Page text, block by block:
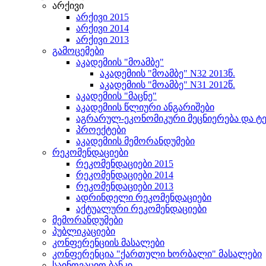
არქივი
არქივი 2015
არქივი 2014
არქივი 2013
გამოცემები
აკადემიის "მოამბე"
აკადემიის "მოამბე" N32 2013წ.
აკადემიის "მოამბე" N31 2012წ.
აკადემიის "მაცნე"
აკადემიის წლიური ანგარიშები
აგრარულ-ეკონომიკური მეცნიერება და
პროექტები
აკადემიის მემორანდუმები
რეკომენდაციები
რეკომენდაციები 2015
რეკომენდაციები 2014
რეკომენდაციები 2013
ადრინდელი რეკომენდაციები
აქტუალური რეკომენდაციები
მემორანდუმები
პუბლიკაციები
კონფერენციის მასალები
კონფერენცია "ქართული ხორბალი" მასალები